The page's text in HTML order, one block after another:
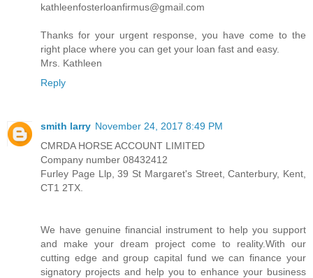
kathleenfosterloanfirmus@gmail.com
Thanks for your urgent response, you have come to the
right place where you can get your loan fast and easy.
Mrs. Kathleen​​
Reply
smith larry November 24, 2017 8:49 PM
CMRDA HORSE ACCOUNT LIMITED
Company number 08432412
Furley Page Llp, 39 St Margaret's Street, Canterbury, Kent,
CT1 2TX.
We have genuine financial instrument to help you support
and make your dream project come to reality.With our
cutting edge and group capital fund we can finance your
signatory projects and help you to enhance your business